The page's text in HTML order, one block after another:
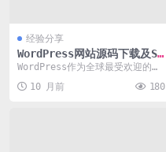
经验分享
WordPress网站源码下载及SE
O优化配置实践
WordPress作为全球最受欢迎的内
和使用广泛...
10 月前 180